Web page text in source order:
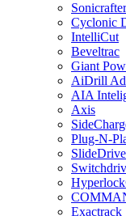
Sonicrafter
Cyclonic
IntelliCut
Beveltrac
Giant
AiDrill
AIA
Axis
Plug-N-
Exactrack